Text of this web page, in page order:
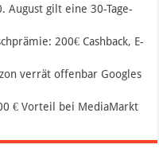
August gilt eine 30-Tage-
200€ Cashback, E-
verrät offenbar Googles
€ Vorteil bei MediaMarkt